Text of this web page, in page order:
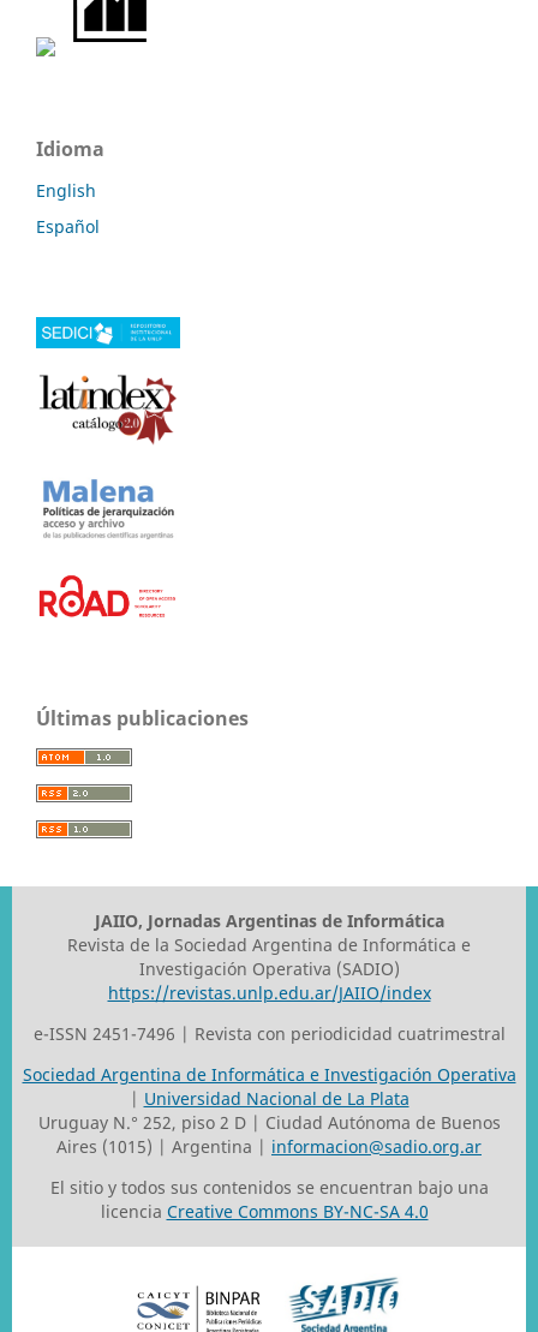
Idioma
English
Español
Últimas publicaciones
JAIIO, Jornadas Argentinas de Informática
Revista de la Sociedad Argentina de Informática e
Investigación Operativa (SADIO)
https://revistas.unlp.edu.ar/JAIIO/index
e-ISSN 2451-7496 | Revista con periodicidad cuatrimestral
Sociedad Argentina de Informática e Investigación Operativa
| Universidad Nacional de La Plata
Uruguay N.° 252, piso 2 D | Ciudad Autónoma de Buenos
Aires (1015) | Argentina | informacion@sadio.org.ar
El sitio y todos sus contenidos se encuentran bajo una
licencia Creative Commons BY-NC-SA 4.0